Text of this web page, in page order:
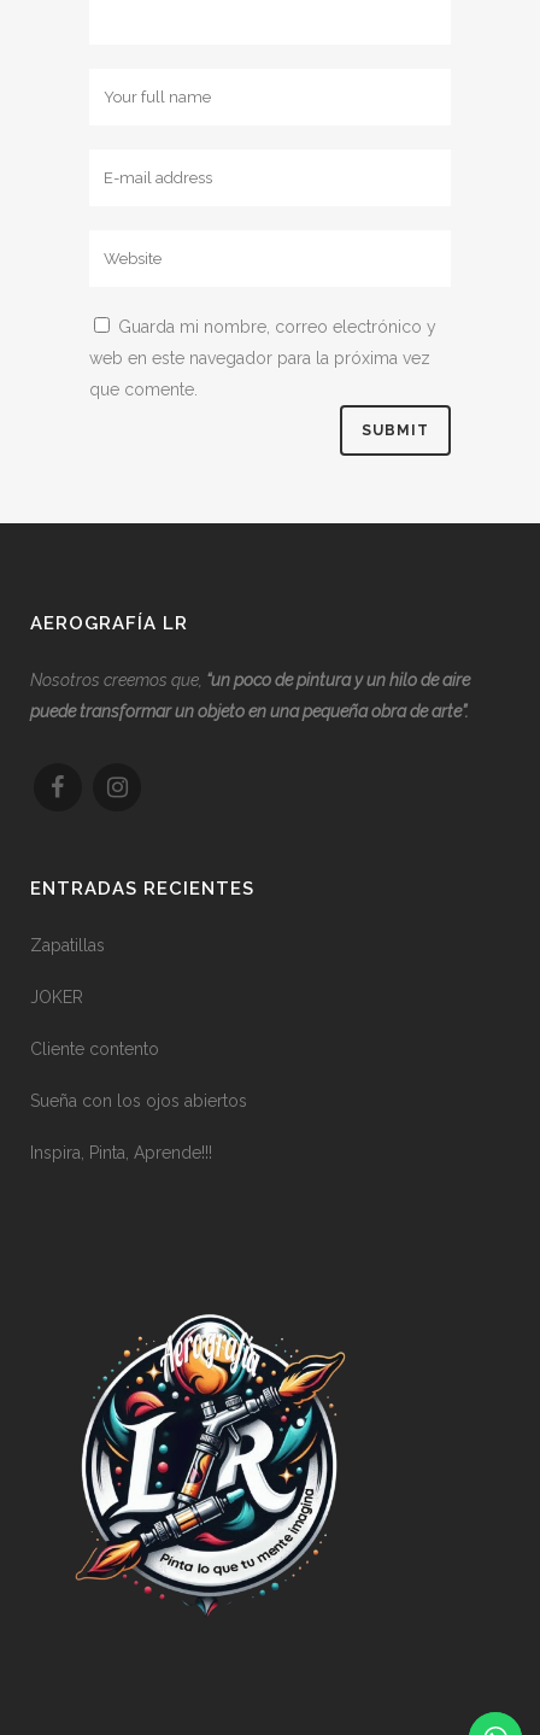
Guarda mi nombre, correo electrónico y
web en este navegador para la próxima vez
que comente.
AEROGRAFÍA LR
Nosotros creemos que, “un poco de pintura y un hilo de aire
puede transformar un objeto en una pequeña obra de arte”.
ENTRADAS RECIENTES
Zapatillas
JOKER
Cliente contento
Sueña con los ojos abiertos
Inspira, Pinta, Aprende!!!